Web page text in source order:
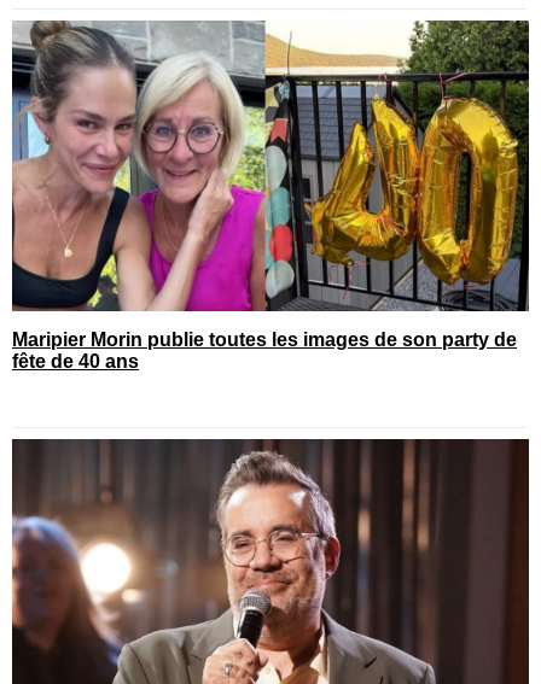
Maripier Morin publie toutes les images de son party de
fête de 40 ans